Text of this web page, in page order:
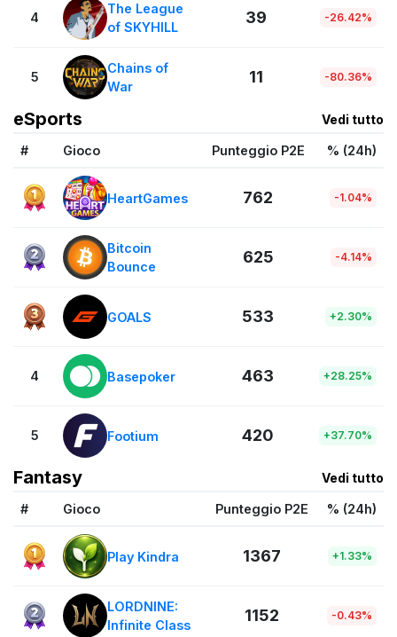
4
The League
of SKYHILL
39 -26.42%
5
Chains of
War
11 -80.36%
eSports Vedi tutto
# Gioco Punteggio P2E % (24h)
HeartGames 762 -1.04%
Bitcoin
Bounce
625 -4.14%
GOALS 533 +2.30%
4 Basepoker 463 +28.25%
5 Footium 420 +37.70%
Fantasy Vedi tutto
# Gioco Punteggio P2E % (24h)
Play Kindra 1367 +1.33%
LORDNINE:
Infinite Class
1152 -0.43%